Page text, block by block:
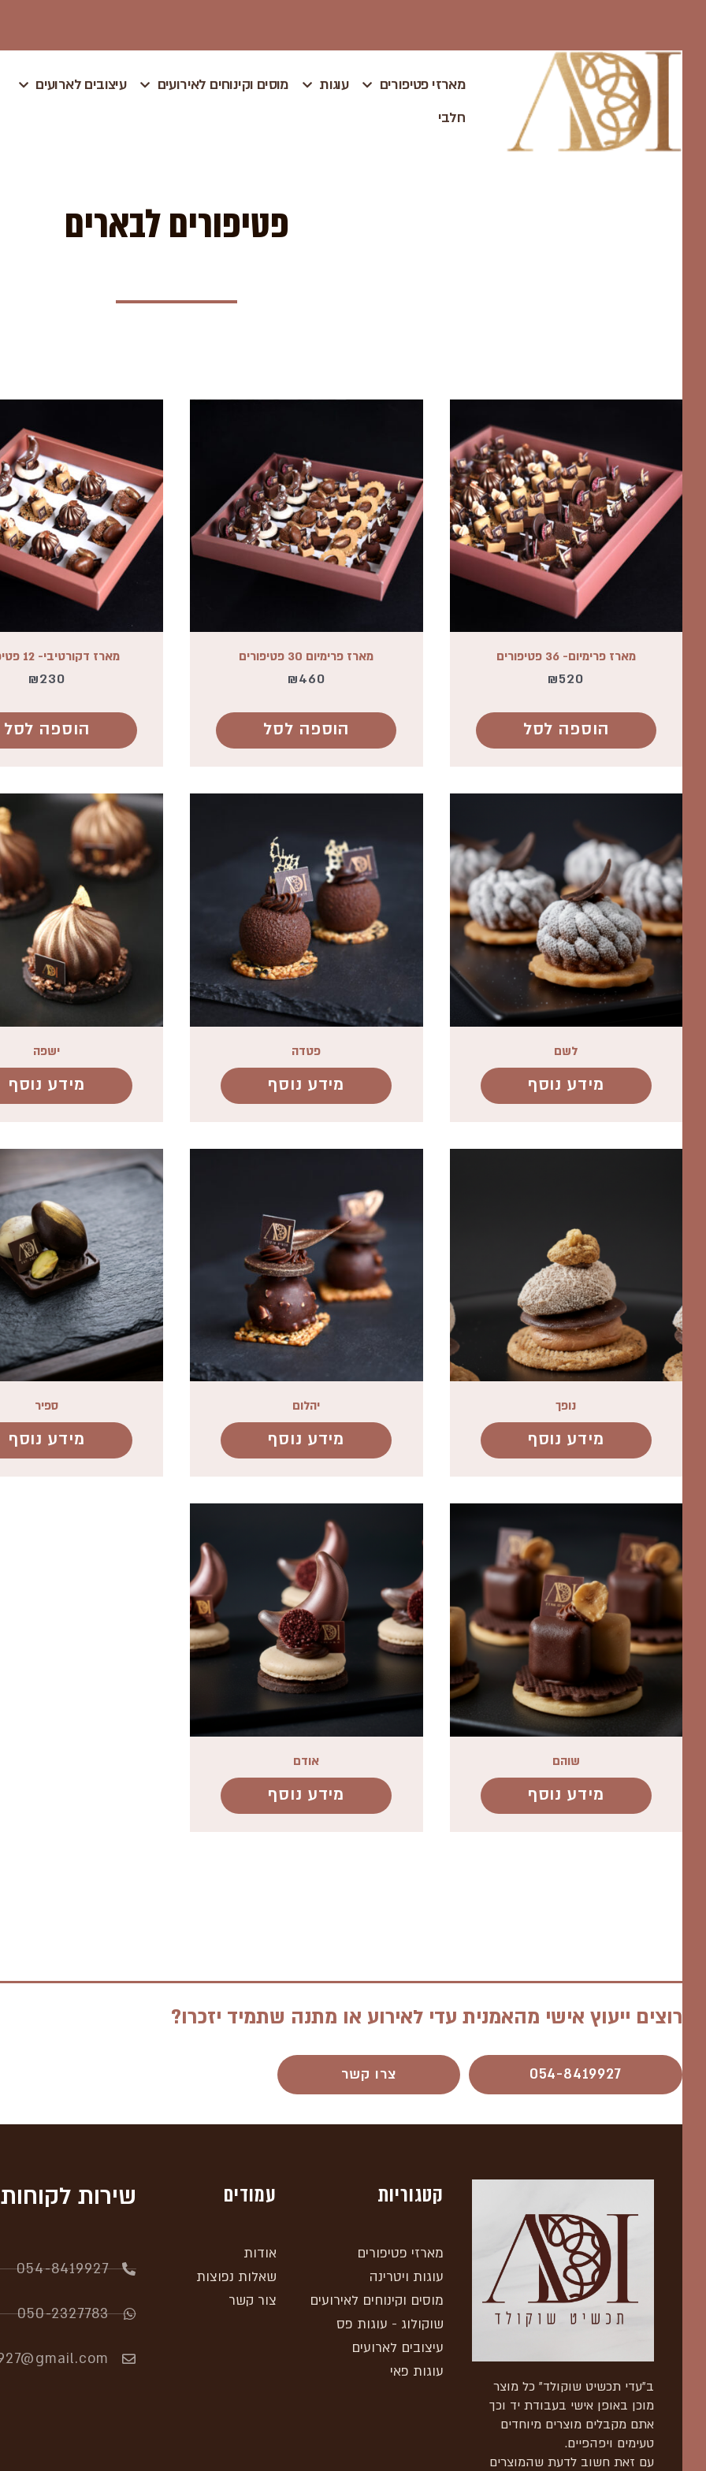
מארזי פטיפורים עוגות מוסים וקינוחים לאירועים
עיצובים לארועים
חלבי
פטיפורים לבארים
מארז פרימיום- 36 פטיפורים
₪520
הוספה לסל
מארז פרימיום 30 פטיפורים
₪460
הוספה לסל
מארז דקורטיבי- 12 פטיפורים
₪230
הוספה לסל
לשם
מידע נוסף
פטדה
מידע נוסף
ישפה
מידע נוסף
נופך
מידע נוסף
יהלום
מידע נוסף
ספיר
מידע נוסף
שוהם
מידע נוסף
אודם
מידע נוסף
רוצים ייעוץ אישי מהאמנית עדי לאירוע או מתנה שתמיד יזכרו?
054-8419927​ צרו קשר
ב"עדי תכשיט שוקולד" כל מוצר
מוכן באופן אישי בעבודת יד וכך
אתם מקבלים מוצרים מיוחדים
טעימים ויפהפיים.
עם זאת חשוב לדעת שהמוצרים
קטגוריות
מארזי פטיפורים
עוגות ויטרינה
מוסים וקינוחים לאירועים
שוקולוג - עוגות פס
עיצובים לארועים
עוגות פאי
עמודים
אודות
שאלות נפוצות
צור קשר
שירות לקוחות
054-8419927​
050-2327783